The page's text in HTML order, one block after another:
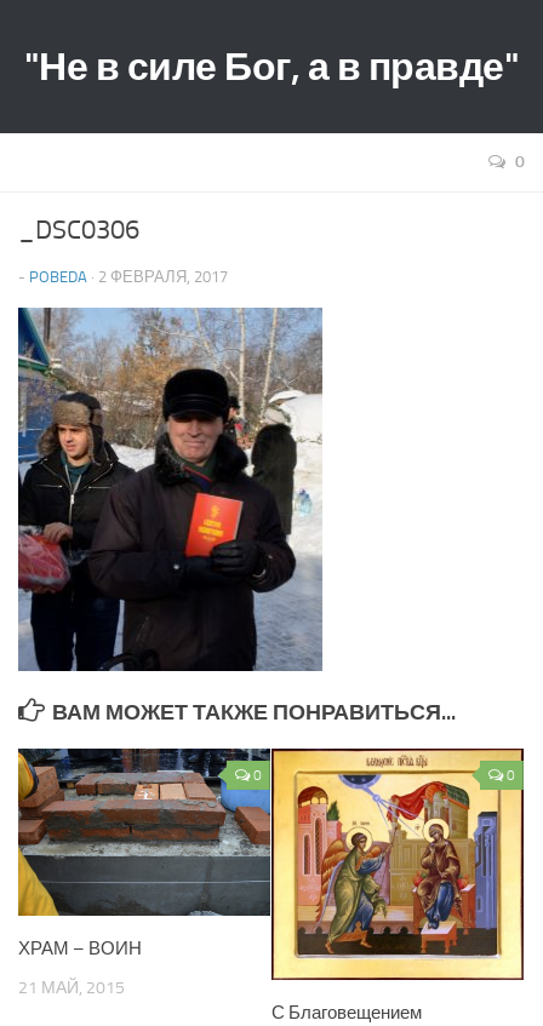
"Не в силе Бог, а в правде"
0
_DSC0306
- POBEDA · 2 ФЕВРАЛЯ, 2017
ВАМ МОЖЕТ ТАКЖЕ ПОНРАВИТЬСЯ...
0
ХРАМ – ВОИН
21 МАЙ, 2015
0
С Благовещением